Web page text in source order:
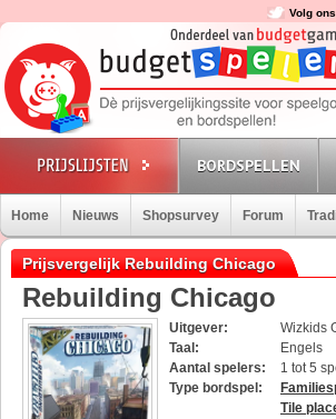
Volg
BORDSPELLEN
Home Nieuws Shopsurvey Forum
Prijsvergelijk Rebuilding Chicago
Rebuilding Chicago
Uitgever:
Wizkids
Taal:
Engels
Aantal spelers:
1 tot 5
Type bordspel:
Tile